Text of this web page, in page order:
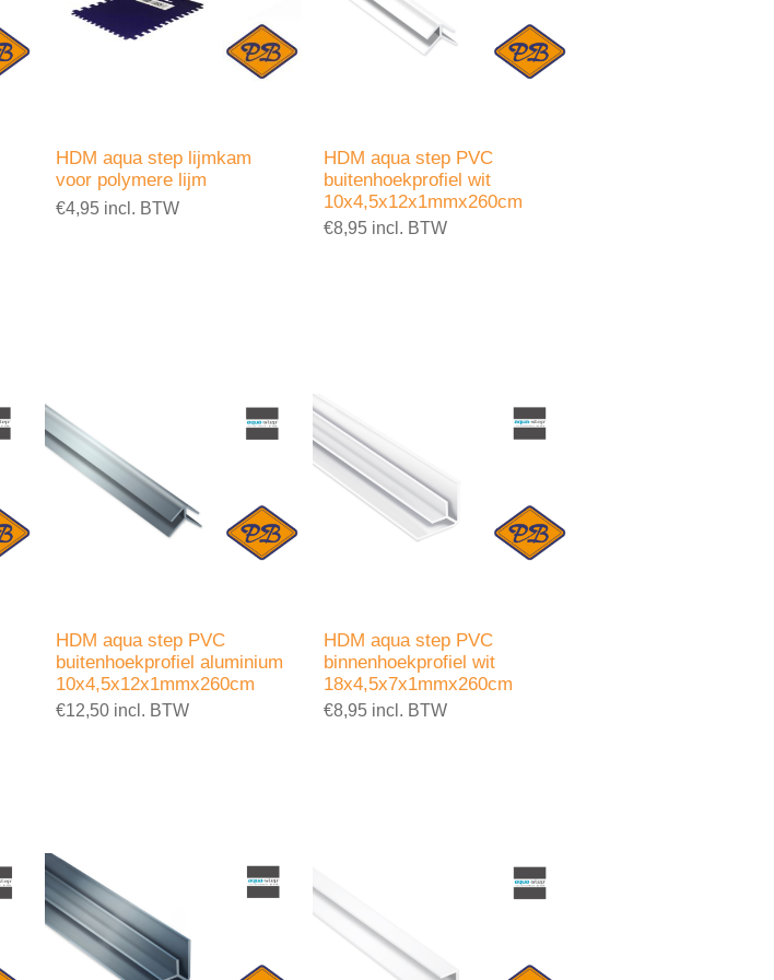
HDM aqua step lijmkam
voor polymere lijm
€4,95 incl. BTW
HDM aqua step PVC
buitenhoekprofiel wit
10x4,5x12x1mmx260cm
€8,95 incl. BTW
HDM aqua step PVC
buitenhoekprofiel aluminium
10x4,5x12x1mmx260cm
€12,50 incl. BTW
HDM aqua step PVC
binnenhoekprofiel wit
18x4,5x7x1mmx260cm
€8,95 incl. BTW